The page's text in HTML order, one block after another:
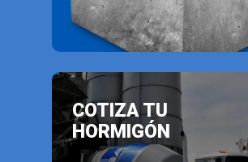
COTIZA TU
HORMIGÓN